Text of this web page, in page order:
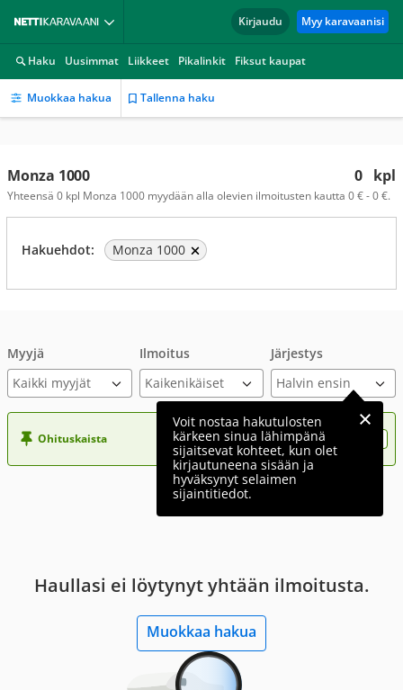
Kirjaudu Myy karavaanisi
Haku Uusimmat Liikkeet Pikalinkit Fiksut kaupat
Muokkaa hakua Tallenna haku
0 kpl
Monza 1000
Yhteensä 0 kpl Monza 1000 myydään alla olevien ilmoitusten kautta 0 € - 0 €.
Hakuehdot: Monza 1000
Myyjä
Kaikki myyjät
Ilmoitus Järjestys
Voit nostaa hakutulosten
kärkeen sinua lähimpänä
sijaitsevat kohteet, kun olet
kirjautuneena sisään ja
hyväksynyt selaimen
sijaintitiedot.
Ohituskaista Nosta ilmoituksesi tähän?
Haullasi ei löytynyt yhtään ilmoitusta.
Muokkaa hakua